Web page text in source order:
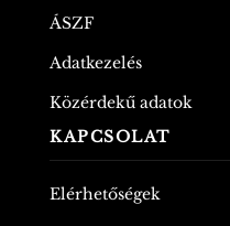
ÁSZF
Adatkezelés
Közérdekű adatok
KAPCSOLAT
Elérhetőségek